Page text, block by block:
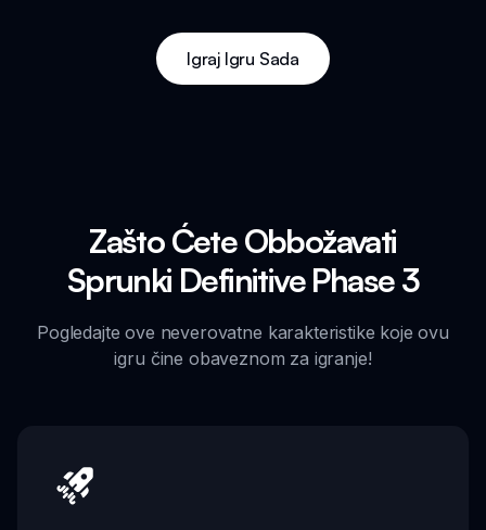
Igraj Igru Sada
Zašto Ćete Obbožavati
Sprunki Definitive Phase 3
Pogledajte ove neverovatne karakteristike koje ovu
igru čine obaveznom za igranje!